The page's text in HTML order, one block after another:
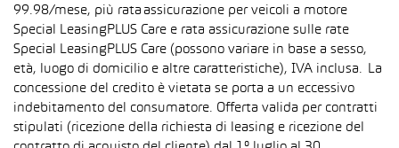
99.98/mese, più rata assicurazione per veicoli a motore
Special LeasingPLUS Care e rata assicurazione sulle rate
Special LeasingPLUS Care (possono variare in base a sesso,
età, luogo di domicilio e altre caratteristiche), IVA inclusa. La
concessione del credito è vietata se porta a un eccessivo
indebitamento del consumatore. Offerta valida per contratti
stipulati (ricezione della richiesta di leasing e ricezione del